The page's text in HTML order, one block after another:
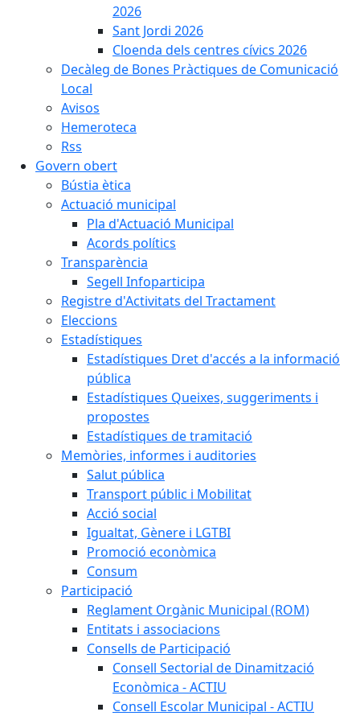
2026
Sant Jordi 2026
Cloenda dels centres cívics 2026
Decàleg de Bones Pràctiques de Comunicació
Local
Avisos
Hemeroteca
Rss
Govern obert
Bústia ètica
Actuació municipal
Pla d'Actuació Municipal
Acords polítics
Transparència
Segell Infoparticipa
Registre d'Activitats del Tractament
Eleccions
Estadístiques
Estadístiques Dret d'accés a la informació
pública
Estadístiques Queixes, suggeriments i
propostes
Estadístiques de tramitació
Memòries, informes i auditories
Salut pública
Transport públic i Mobilitat
Acció social
Igualtat, Gènere i LGTBI
Promoció econòmica
Consum
Participació
Reglament Orgànic Municipal (ROM)
Entitats i associacions
Consells de Participació
Consell Sectorial de Dinamització
Econòmica - ACTIU
Consell Escolar Municipal - ACTIU